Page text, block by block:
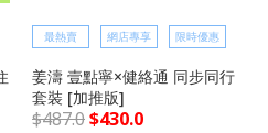
最熱賣 網店專享 限時優惠
姜濤 壹點寧×健絡通 同步同行
套裝 [加推版]
$487.0$430.0